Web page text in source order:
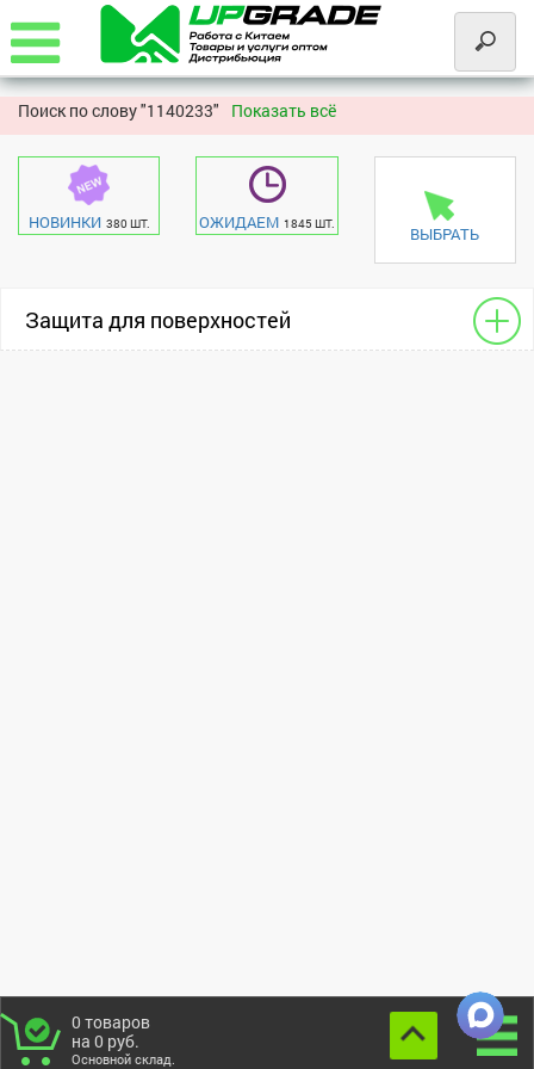
Поиск по слову "1140233" Показать всё
НОВИНКИ 380 ШТ. ОЖИДАЕМ 1845 ШТ. ВЫБРАТЬ
Защита для поверхностей
0 товаров
на 0 руб.
Основной склад.